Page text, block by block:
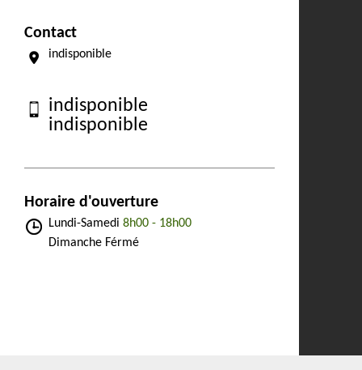
Contact
indisponible
indisponible
indisponible
Horaire d'ouverture
Lundi-Samedi 8h00 - 18h00
Dimanche Férmé